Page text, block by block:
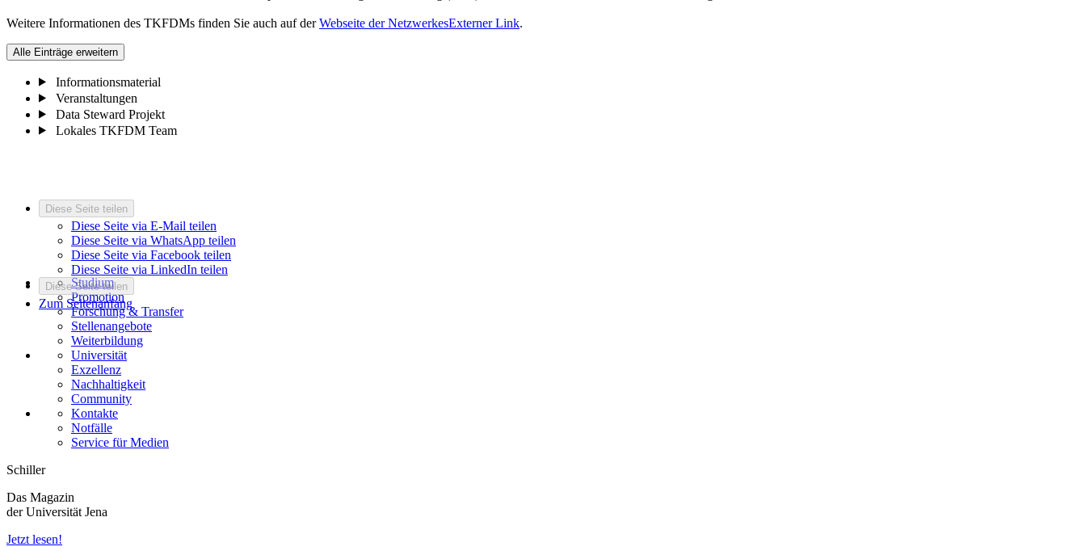
Weitere Informationen des TKFDMs finden Sie auch auf derWebseite der NetzwerkesExterner Link.
Alle Einträge erweitern
Informationsmaterial
Veranstaltungen
Data Steward Projekt
Lokales TKFDM Team
Diese Seite teilen
Diese Seite via E-Mail teilen
Diese Seite via WhatsApp teilen
Diese Seite via Facebook teilen
Diese Seite via LinkedIn teilen
Diese Seite teilen
Zum Seitenanfang
Studium
Promotion
Forschung & Transfer
Stellenangebote
Weiterbildung
Universität
Exzellenz
Nachhaltigkeit
Community
Kontakte
Notfälle
Service für Medien
Schiller
Das Magazin
der Universität Jena
Jetzt lesen!